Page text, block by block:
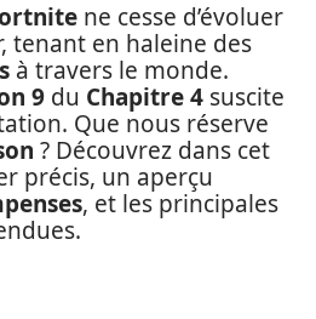
ne cesse d’évoluer
tenant en haleine des
à travers le monde.
9 du Chapitre 4 suscite
Que nous réserve
? Découvrez dans cet
précis, un aperçu
, et les principales